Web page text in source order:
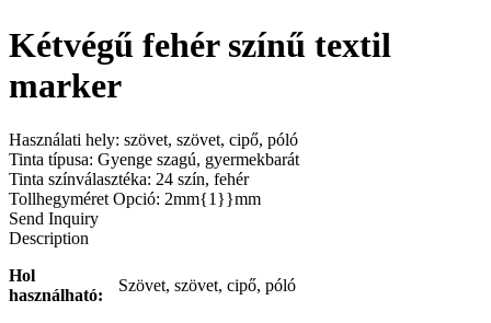
Kétvégű fehér színű textil
marker
Használati hely: szövet, szövet, cipő, póló
Tinta típusa: Gyenge szagú, gyermekbarát
Tinta színválasztéka: 24 szín, fehér
Tollhegyméret Opció: 2mm{1}}mm
Send Inquiry
Description
Hol
használható:
Szövet, szövet, cipő, póló